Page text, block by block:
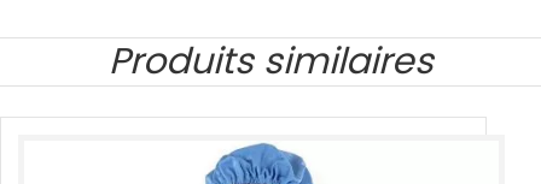
Produits similaires